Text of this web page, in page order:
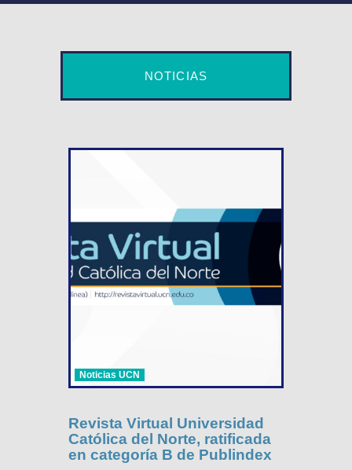
NOTICIAS
Noticias UCN
Revista Virtual Universidad
Católica del Norte, ratificada
en categoría B de Publindex